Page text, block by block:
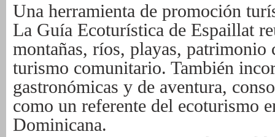
Una herramienta de promoción
La Guía Ecoturística de Espaillat
montañas, ríos, playas,
turismo comunitario. También
gastronómicas y de aventura,
como un referente del ecoturismo
Dominicana.